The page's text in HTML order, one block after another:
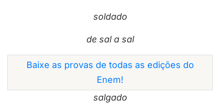
soldado
de sal a sal
Baixe as provas de todas as edições do
Enem!
salgado